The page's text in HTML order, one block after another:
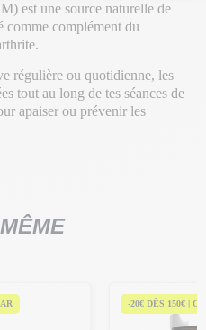
est une source naturelle de
comme complément du
régulière ou quotidienne, les
tout au long de tes séances de
apaiser ou prévenir les
-20€ DÈS 150€ |